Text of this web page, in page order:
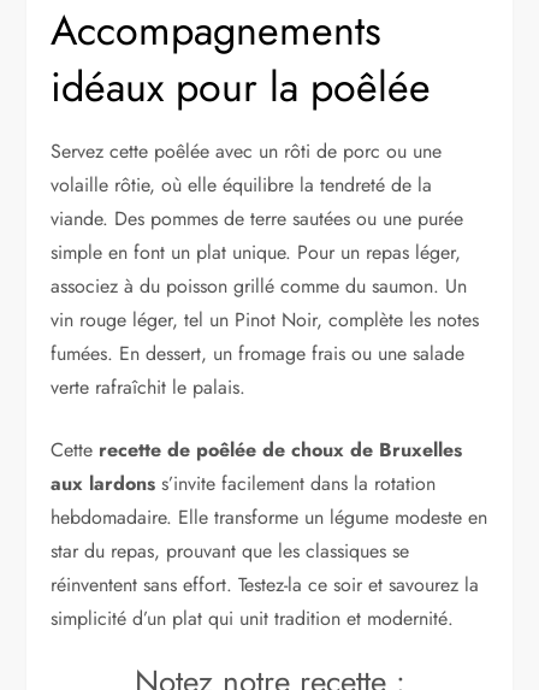
Accompagnements
idéaux pour la poêlée
Servez cette poêlée avec un rôti de porc ou une
volaille rôtie, où elle équilibre la tendreté de la
viande. Des pommes de terre sautées ou une purée
simple en font un plat unique. Pour un repas léger,
associez à du poisson grillé comme du saumon. Un
vin rouge léger, tel un Pinot Noir, complète les notes
fumées. En dessert, un fromage frais ou une salade
verte rafraîchit le palais.
Cette recette de poêlée de choux de Bruxelles
aux lardons s’invite facilement dans la rotation
hebdomadaire. Elle transforme un légume modeste en
star du repas, prouvant que les classiques se
réinventent sans effort. Testez-la ce soir et savourez la
simplicité d’un plat qui unit tradition et modernité.